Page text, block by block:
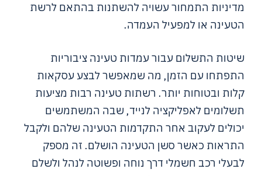
מדיניות התמחור עשויה להשתנות בהתאם לרשת
הטעינה או למפעיל העמדה.
שיטות התשלום עבור עמדות טעינה ציבוריות
התפתחו עם הזמן, מה שמאפשר לבצע עסקאות
קלות ובטוחות יותר. רשתות טעינה רבות מציעות
תשלומים לאפליקציה לנייד, שבה המשתמשים
יכולים לעקוב אחר התקדמות הטעינה שלהם ולקבל
התראות כאשר סשן הטעינה הושלם. זה מספק
לבעלי רכב חשמלי דרך נוחה ופשוטה לנהל ולשלם